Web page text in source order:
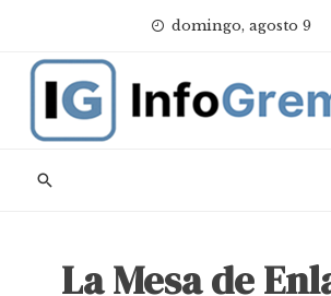
content
domingo, agosto 9
La Mesa de